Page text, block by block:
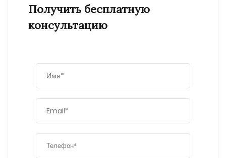
Получить бесплатную
консультацию